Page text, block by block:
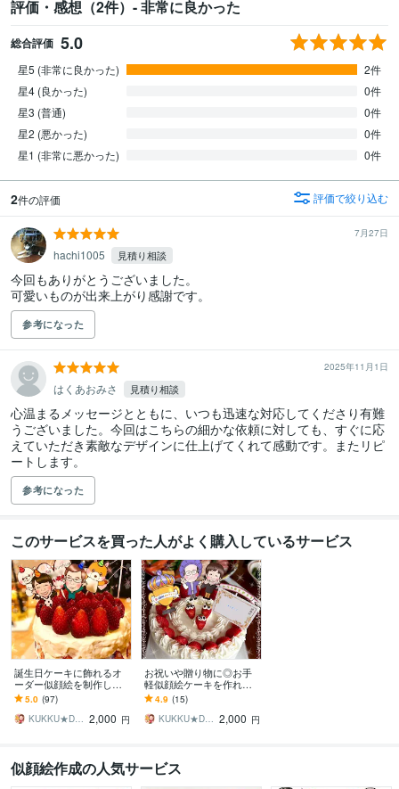
評価・感想（2件）- 非常に良かった
総合評価 5.0
星5 (非常に良かった)
2件
星4 (良かった)
0件
星3 (普通)
0件
星2 (悪かった)
0件
星1 (非常に悪かった)
0件
2件の評価 評価で絞り込む
7月27日
hachi1005 見積り相談
今回もありがとうございました。
可愛いものが出来上がり感謝です。
参考になった
2025年11月1日
はくあおみさ 見積り相談
心温まるメッセージとともに、いつも迅速な対応してくださり有難
うございました。今回はこちらの細かな依頼に対しても、すぐに応
えていただき素敵なデザインに仕上げてくれて感動です。またリピ
ートします。
参考になった
このサービスを買った人がよく購入しているサービス
誕生日ケーキに飾れるオ
ーダー似顔絵を制作しま
す ケーキに飾ってサプラ
イズ、その後記念にずっ
と残せる似顔絵です
5.0 (97)
KUKKU★DESIGN〜くっく〜 2,000 円
お祝いや贈り物に◎お手
軽似顔絵ケーキを作れま
す 似顔絵ピックで世界に1
つだけのトッピングはい
かがですか
4.9 (15)
KUKKU★DESIGN〜くっく〜 2,000 円
似顔絵作成の人気サービス